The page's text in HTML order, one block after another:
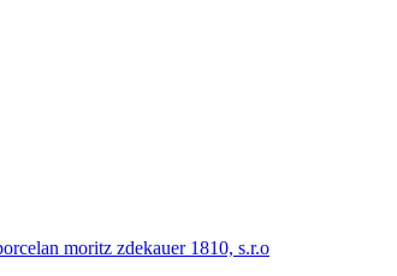
moritz zdekauer 1810, s.r.o